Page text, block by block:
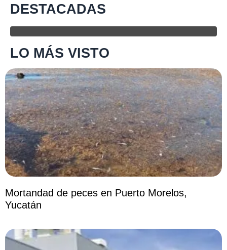
DESTACADAS
LO MÁS VISTO
Mortandad de peces en Puerto Morelos,
Yucatán